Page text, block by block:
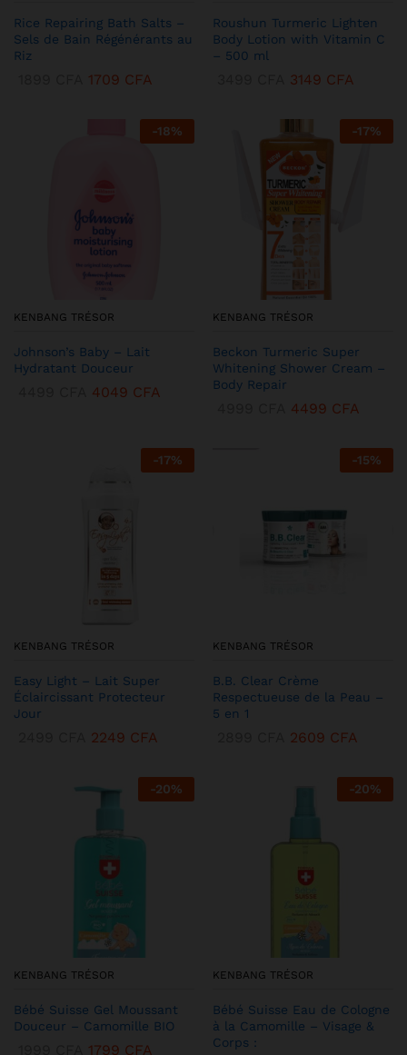
Rice Repairing Bath Salts –
Sels de Bain Régénérants au
Riz
1709 CFA
Roushun Turmeric Lighten
Body Lotion with Vitamin C
– 500 ml
3149 CFA
-18%
KENBANG TRÉSOR
Johnson’s Baby – Lait
Hydratant Douceur
4049 CFA
-17%
KENBANG TRÉSOR
Beckon Turmeric Super
Whitening Shower Cream –
Body Repair
4499 CFA
-17%
KENBANG TRÉSOR
Easy Light – Lait Super
Éclaircissant Protecteur
Jour
2249 CFA
-15%
KENBANG TRÉSOR
B.B. Clear Crème
Respectueuse de la Peau –
5 en 1
2609 CFA
-20%
KENBANG TRÉSOR
Bébé Suisse Gel Moussant
Douceur – Camomille BIO
1799 CFA
-20%
KENBANG TRÉSOR
Bébé Suisse Eau de Cologne
à la Camomille – Visage &
Corps :